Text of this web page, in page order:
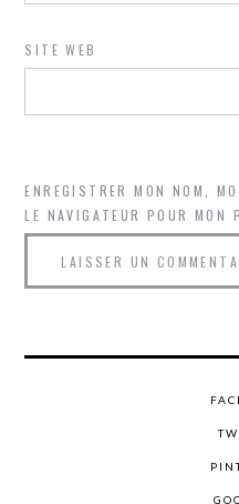
SITE WEB
ENREGISTRER MON NOM,
LE NAVIGATEUR POUR MON